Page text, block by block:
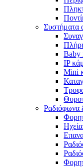
Συστήματα
Baby
IP
Mini
Ραδιόφωνα